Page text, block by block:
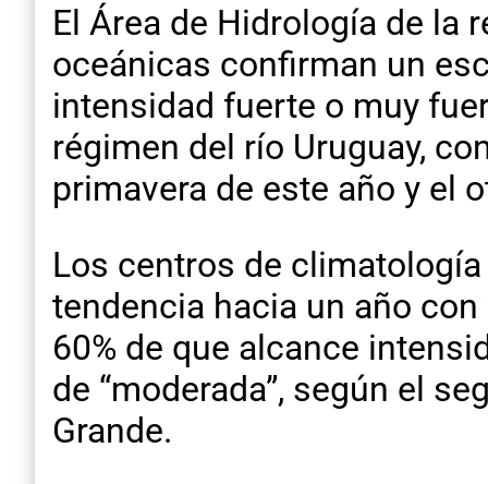
El Área de Hidrología de la
oceánicas confirman un
intensidad fuerte o muy
régimen del río Uruguay,
primavera de este año y el
Los centros de
tendencia hacia un año
60% de que alcance
de “moderada”, según el
Grande.